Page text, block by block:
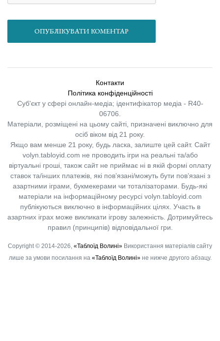
ОПУБЛІКУВАТИ КОМЕНТАР
Контакти
Політика конфіденційності
Суб'єкт у сфері онлайн-медіа; ідентифікатор медіа - R40-
06706.
Матеріали, розміщені на цьому сайті, призначені виключно для
осіб віком від 21 року.
Якщо вам менше 21 року, будь ласка, залиште цей сайт. Сайт
volyn.tabloyid.com не проводить ігри на реальні та/або
віртуальні гроші, також сайт не приймає ні в якій формі оплату
ставок та/інших платежів, які пов’язані/можуть бути пов’язані з
азартними іграми, букмекерами чи тоталізаторами. Будь-які
матеріали на інформаційному ресурсі volyn.tabloyid.com
публікуються виключно в інформаційних цілях. Участь в
азартних іграх може викликати ігрову залежність. Дотримуйтесь
правил (принципів) відповідальної гри.
Copyright © 2014-2026, «Таблоїд Волині» Використання матеріалів сайту
лише за умови посилання на «Таблоїд Волині»не нижче другого абзацу.